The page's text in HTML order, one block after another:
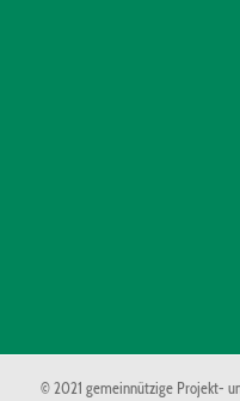
© 2021 gemeinnützige Projekt-